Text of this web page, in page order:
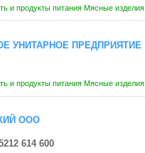
и продукты питания Мясные изделия
УНИТАРНОЕ ПРЕДПРИЯТИЕ
и продукты питания Мясные изделия
ООО
614 600